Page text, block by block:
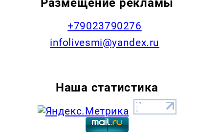
+79023790276
infolivesmi@yandex.ru
Наша статистика